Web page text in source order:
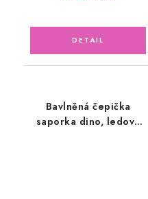
Bavlněná čepička
saporka dino, ledově